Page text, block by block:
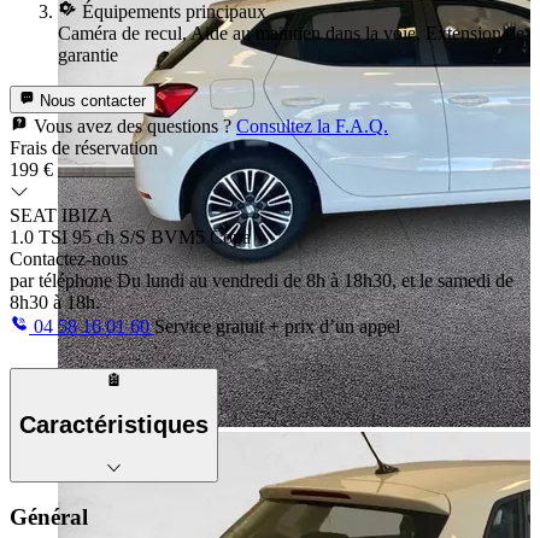
Équipements principaux
Caméra de recul, Aide au maintien dans la voie, Extension de
garantie
Nous contacter
Vous avez des questions ? Consultez la F.A.Q.
Frais de réservation
199 €
SEAT IBIZA
1.0 TSI 95 ch S/S BVM5 Copa
Contactez-nous
par téléphone Du lundi au vendredi de 8h à 18h30, et le samedi de
8h30 à 18h.
04 58 16 01 60Service gratuit + prix d’un appel
Caractéristiques
Général